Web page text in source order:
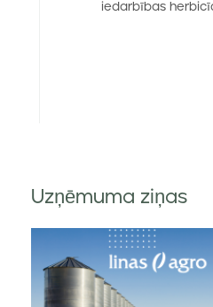
iedarbības
Uzņēmuma ziņas